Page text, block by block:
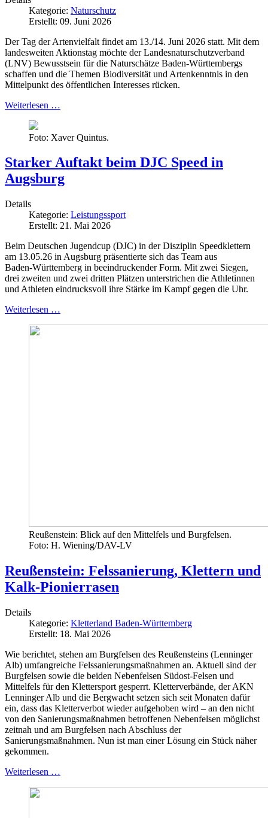
Kategorie: Naturschutz
Erstellt: 09. Juni 2026
Der Tag der Artenvielfalt findet am 13./14. Juni 2026 statt. Mit dem
landesweiten Aktionstag möchte der Landesnaturschutzverband
(LNV) Bewusstsein für die Naturschätze Baden-Württembergs
schaffen und die Themen Biodiversität und Artenkenntnis in den
Mittelpunkt des öffentlichen Interesses rücken.
Weiterlesen …
Foto: Xaver Quintus.
Starker Auftakt beim DJC Speed in
Augsburg
Details
Kategorie: Leistungssport
Erstellt: 21. Mai 2026
Beim Deutschen Jugendcup (DJC) in der Disziplin Speedklettern
am 13.05.26 in Augsburg präsentierte sich das Team aus
Baden‑Württemberg in beeindruckender Form. Mit zwei Siegen,
drei zweiten und zwei dritten Plätzen unterstrichen die Athletinnen
und Athleten eindrucksvoll ihre Stärke im Kampf gegen die Uhr.
Weiterlesen …
Reußenstein: Blick auf den Mittelfels und Burgfelsen.
Foto: H. Wiening/DAV-LV
Reußenstein: Felssanierung, Klettern und
Kalk-Pionierrasen
Details
Kategorie: Kletterland Baden-Württemberg
Erstellt: 18. Mai 2026
Wie berichtet, stehen am Burgfelsen des Reußensteins (Lenninger
Alb) umfangreiche Felssanierungsmaßnahmen an. Aktuell sind der
Burgfelsen sowie die beiden Nebenfelsen Südost‑Felsen und
Mittelfels für den Klettersport gesperrt. Kletterverbände, der AKN
Lenninger Alb und die Bergwacht setzen sich seit Monaten dafür
ein, dass das Kletterverbot wieder aufgehoben wird – an den nicht
von den Sanierungsmaßnahmen betroffenen Nebenfelsen möglichst
zeitnah und am Burgfelsen nach Abschluss der
Sanierungsmaßnahmen. Nun ist man einer Lösung ein Stück näher
gekommen.
Weiterlesen …